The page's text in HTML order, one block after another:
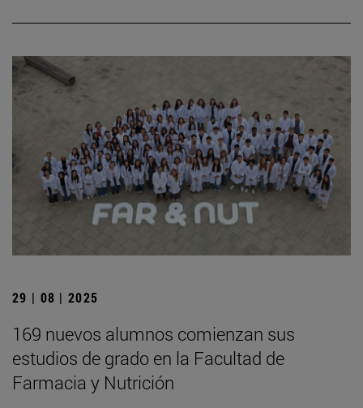
29 | 08 | 2025
169 nuevos alumnos comienzan sus
estudios de grado en la Facultad de
Farmacia y Nutrición